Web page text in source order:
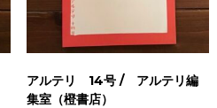
アルテリ 14号 / アルテリ編
集室（橙書店）